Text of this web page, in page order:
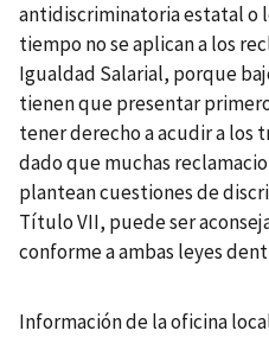
antidiscriminatoria estatal o
tiempo no se aplican a los
Igualdad Salarial, porque
tienen que presentar
tener derecho a acudir a los
dado que muchas
plantean cuestiones de
Título VII, puede ser
conforme a ambas leyes
Información de la oficina